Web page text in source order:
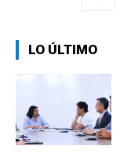
LO ÚLTIMO